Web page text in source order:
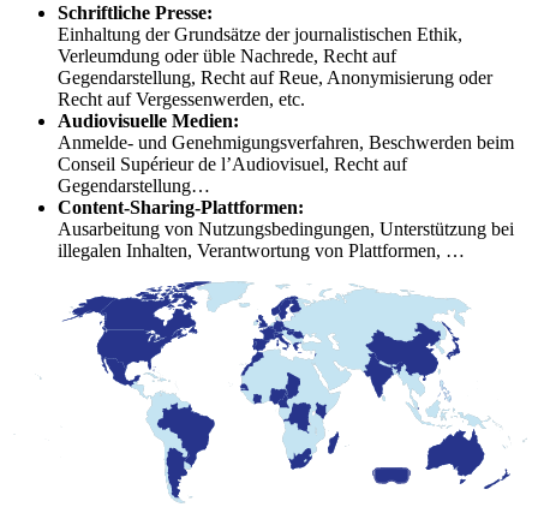
Schriftliche Presse:
Einhaltung der Grundsätze der journalistischen Ethik,
Verleumdung oder üble Nachrede, Recht auf
Gegendarstellung, Recht auf Reue, Anonymisierung oder
Recht auf Vergessenwerden, etc.
Audiovisuelle Medien:
Anmelde- und Genehmigungsverfahren, Beschwerden beim
Conseil Supérieur de l’Audiovisuel, Recht auf
Gegendarstellung…
Content-Sharing-Plattformen:
Ausarbeitung von Nutzungsbedingungen, Unterstützung bei
illegalen Inhalten, Verantwortung von Plattformen, …